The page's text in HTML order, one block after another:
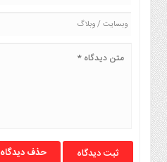
حذف دیدگاه